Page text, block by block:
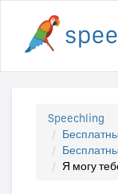
Speechling
Я могу